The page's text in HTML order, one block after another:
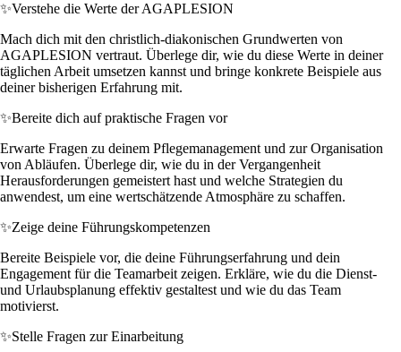
✨Verstehe die Werte der AGAPLESION
Mach dich mit den christlich-diakonischen Grundwerten von
AGAPLESION vertraut. Überlege dir, wie du diese Werte in deiner
täglichen Arbeit umsetzen kannst und bringe konkrete Beispiele aus
deiner bisherigen Erfahrung mit.
✨Bereite dich auf praktische Fragen vor
Erwarte Fragen zu deinem Pflegemanagement und zur Organisation
von Abläufen. Überlege dir, wie du in der Vergangenheit
Herausforderungen gemeistert hast und welche Strategien du
anwendest, um eine wertschätzende Atmosphäre zu schaffen.
✨Zeige deine Führungskompetenzen
Bereite Beispiele vor, die deine Führungserfahrung und dein
Engagement für die Teamarbeit zeigen. Erkläre, wie du die Dienst-
und Urlaubsplanung effektiv gestaltest und wie du das Team
motivierst.
✨Stelle Fragen zur Einarbeitung